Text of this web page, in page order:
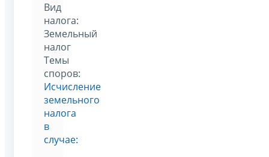
Вид
налога:
Земельный
налог
Темы
споров:
Исчисление
земельного
налога
в
случае: